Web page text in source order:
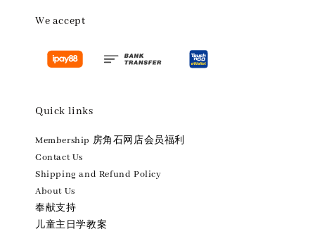
We accept
Quick links
Membership 房角石网店会员福利
Contact Us
Shipping and Refund Policy
About Us
奉献支持
儿童主日学教案